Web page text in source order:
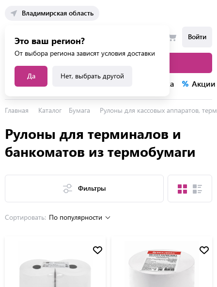
Владимирская область
Это ваш регион?
От выбора региона зависят условия доставки
Да Нет, выбрать другой
Войти
Каталог услуг Распродажа Акции
Главная Каталог Бумага Рулоны для кассовых аппаратов,
Рулоны для терминалов и
банкоматов из термобумаги
Фильтры
Сортировать: По популярности